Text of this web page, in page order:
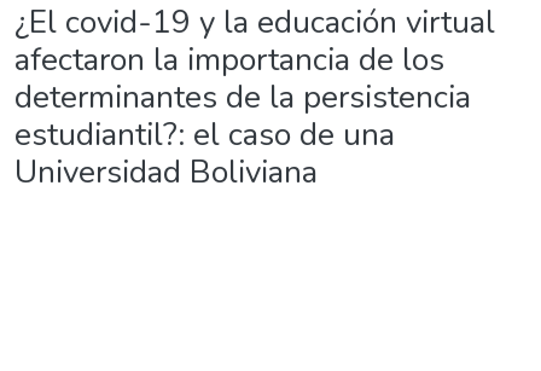
¿El covid-19 y la educación virtual
afectaron la importancia de los
determinantes de la persistencia
estudiantil?: el caso de una
Universidad Boliviana